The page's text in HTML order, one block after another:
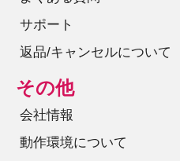
サポート
返品/キャンセルについて
その他
会社情報
動作環境について